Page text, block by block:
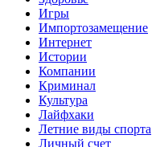
Игры
Импортозамещение
Интернет
Истории
Компании
Криминал
Культура
Лайфхаки
Летние виды спорта
Личный счет